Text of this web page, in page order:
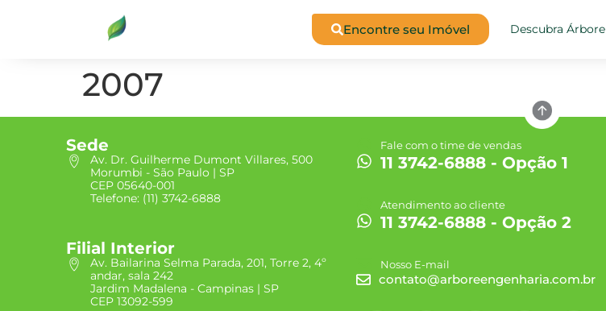
Encontre seu Imóvel Descubra Árbore
2007
Sede
Av. Dr. Guilherme Dumont Villares, 500
Morumbi - São Paulo | SP
CEP 05640-001
Telefone: (11) 3742-6888
Filial Interior
Av. Bailarina Selma Parada, 201, Torre 2, 4º
andar, sala 242
Jardim Madalena - Campinas | SP
CEP 13092-599
Fale com o time de vendas
11 3742-6888 - Opção 1
Atendimento ao cliente
11 3742-6888 - Opção 2
Nosso E-mail
contato@arboreengenharia.com.br